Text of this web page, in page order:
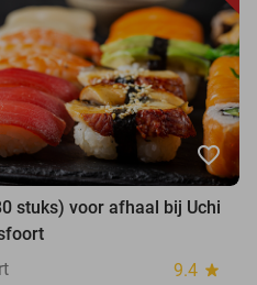
favorite_border
stuks) voor afhaal bij Uchi
9.4 star